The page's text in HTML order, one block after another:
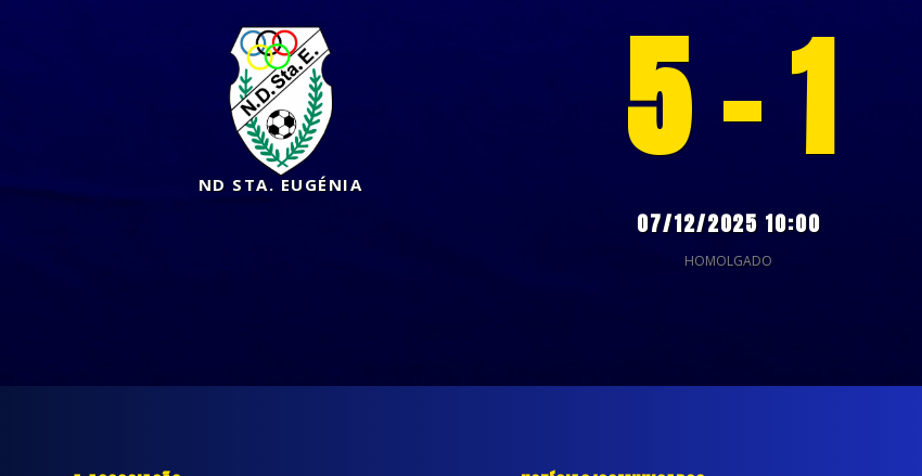
ND STA. EUGÉNIA 5 - 1
07/12/2025 10:00
HOMOLGADO